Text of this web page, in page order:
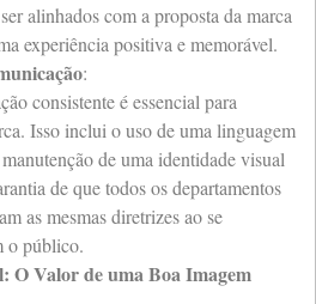
alinhados com a proposta da marca
experiência positiva e memorável.
:
consistente é essencial para
Isso inclui o uso de uma linguagem
de uma identidade visual
de que todos os departamentos
as mesmas diretrizes ao se
o público.
O Valor de uma Boa Imagem